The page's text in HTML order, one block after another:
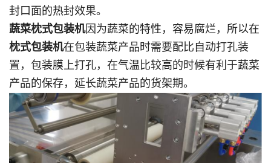
封口面的热封效果。
蔬菜枕式包装机因为蔬菜的特性，容易腐烂，所以在
枕式包装机在包装蔬菜产品时需要配比自动打孔装
置，包装膜上打孔，在气温比较高的时候有利于蔬菜
产品的保存，延长蔬菜产品的货架期。